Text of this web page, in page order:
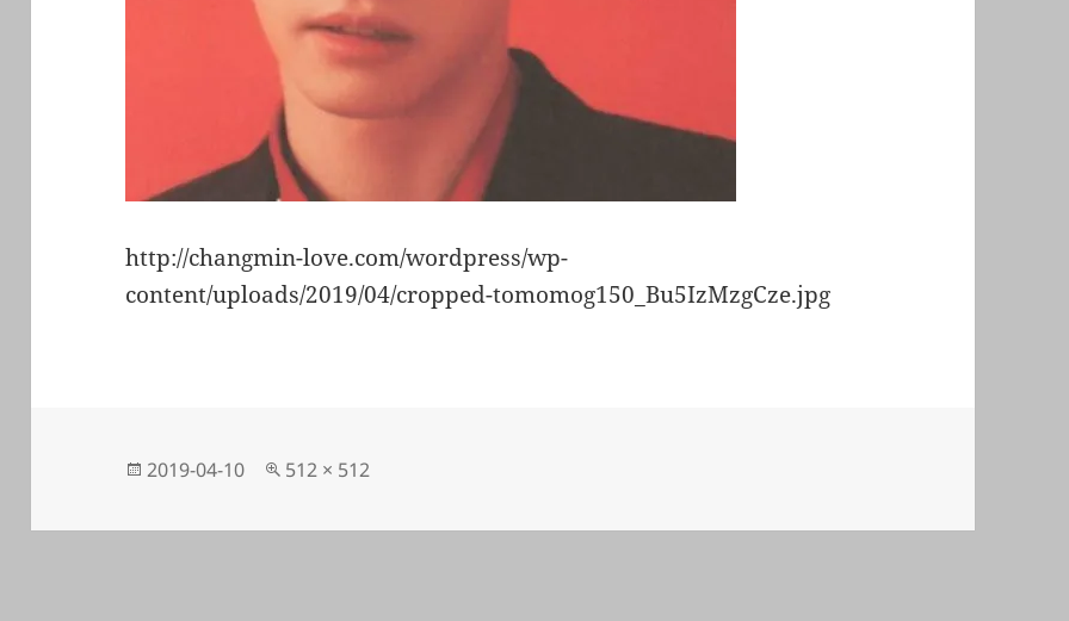
http://changmin-love.com/wordpress/wp-
content/uploads/2019/04/cropped-tomomog150_Bu5IzMzgCze.jpg
投
日:
2019-04-10
フ
サ
512 × 512